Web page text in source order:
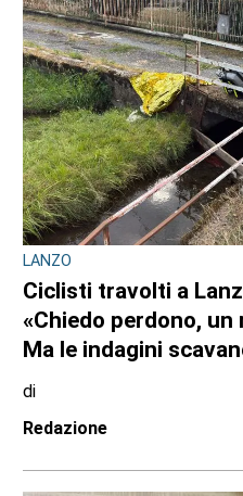
LANZO
Ciclisti travolti a
«Chiedo perdono,
Ma le indagini
di
Redazione